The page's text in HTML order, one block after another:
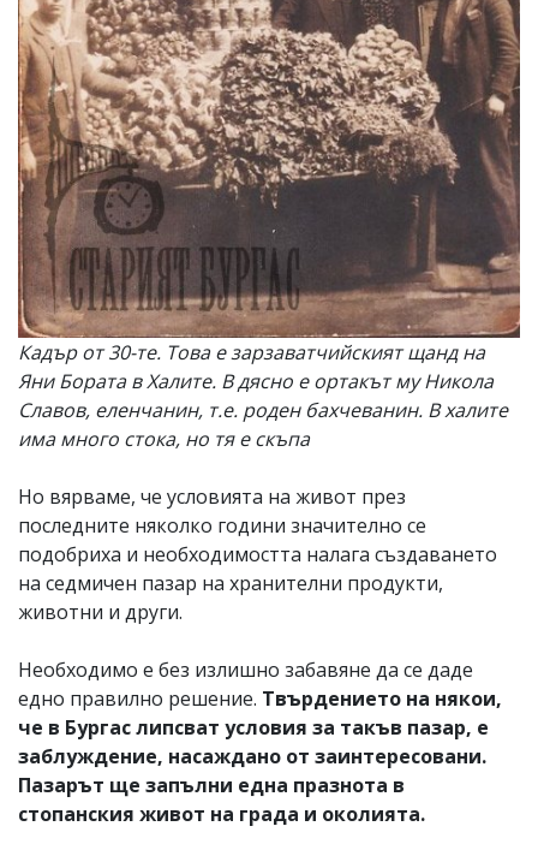
Кадър от 30-те. Това е зарзаватчийският щанд на
Яни Бората в Халите. В дясно е ортакът му Никола
Славов, еленчанин, т.е. роден бахчеванин. В халите
има много стока, но тя е скъпа
Но вярваме, че условията на живот през
последните няколко години значително се
подобриха и необходимостта налага създаването
на седмичен пазар на хранителни продукти,
животни и други.
Необходимо е без излишно забавяне да се даде
едно правилно решение. Твърдението на някои,
че в Бургас липсват условия за такъв пазар, е
заблуждение, насаждано от заинтересовани.
Пазарът ще запълни една празнота в
стопанския живот на града и околията.